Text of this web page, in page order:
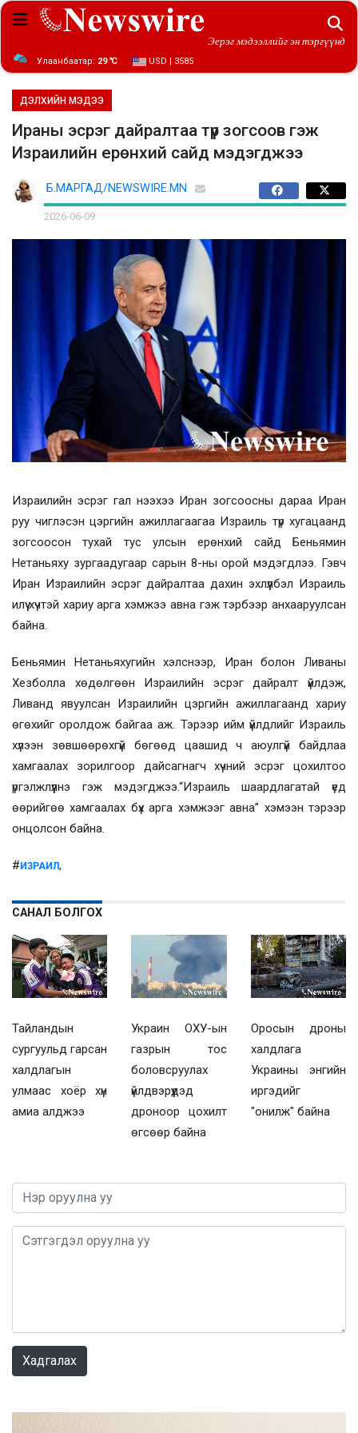
Эерэг мэдээллийг эн тэргүүнд
Улаанбаатар: 29 ℃ USD | 3585
ДЭЛХИЙН МЭДЭЭ
Ираны эсрэг дайралтаа түр зогсоов гэж
Израилийн ерөнхий сайд мэдэгджээ
Б.МАРГАД/NEWSWIRE.MN
2026-06-09
Израилийн эсрэг гал нээхээ Иран зогсоосны дараа Иран
руу чиглэсэн цэргийн ажиллагаагаа Израиль түр хугацаанд
зогсоосон тухай тус улсын ерөнхий сайд Беньямин
Нетаньяху зургаадугаар сарын 8-ны орой мэдэгдлээ. Гэвч
Иран Израилийн эсрэг дайралтаа дахин эхлүүлбэл Израиль
илүү хүчтэй хариу арга хэмжээ авна гэж тэрбээр анхааруулсан
байна.
Беньямин Нетаньяхугийн хэлснээр, Иран болон Ливаны
Хезболла хөдөлгөөн Израилийн эсрэг дайралт үйлдэж,
Ливанд явуулсан Израилийн цэргийн ажиллагаанд хариу
өгөхийг оролдож байгаа аж. Тэрээр ийм үйлдлийг Израиль
хүлээн зөвшөөрөхгүй бөгөөд цаашид ч аюулгүй байдлаа
хамгаалах зорилгоор дайсагнагч хүчний эсрэг цохилтоо
үргэлжлүүлнэ гэж мэдэгджээ.“Израиль шаардлагатай үед
өөрийгөө хамгаалах бүх арга хэмжээг авна” хэмээн тэрээр
онцолсон байна.
#ИЗРАИЛ,
САНАЛ БОЛГОХ
Тайландын
сургуульд гарсан
халдлагын
улмаас хоёр хүн
амиа алджээ
Украин ОХУ-ын
газрын тос
боловсруулах
үйлдвэрүүдэд
дроноор цохилт
өгсөөр байна
Оросын дроны
халдлага
Украины энгийн
иргэдийг
"онилж" байна
Хадгалах